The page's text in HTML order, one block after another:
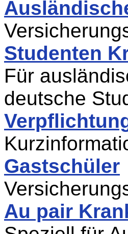
Studenten
Für
deutsche
Gastschüler
Au pair